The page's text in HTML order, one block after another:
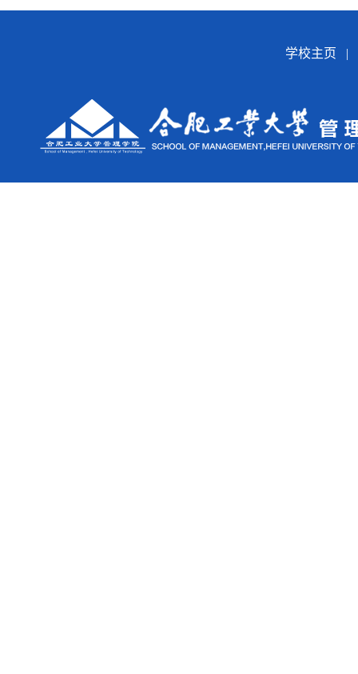
学校主页 |